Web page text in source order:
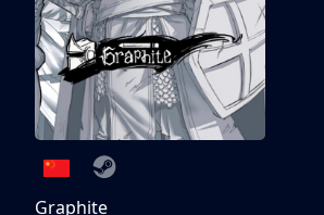
Graphite